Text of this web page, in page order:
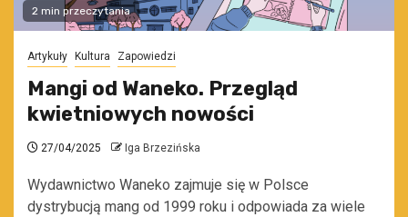
2 min przeczytania
Artykuły Kultura Zapowiedzi
Mangi od Waneko. Przegląd
kwietniowych nowości
27/04/2025 Iga Brzezińska
Wydawnictwo Waneko zajmuje się w Polsce
dystrybucją mang od 1999 roku i odpowiada za wiele